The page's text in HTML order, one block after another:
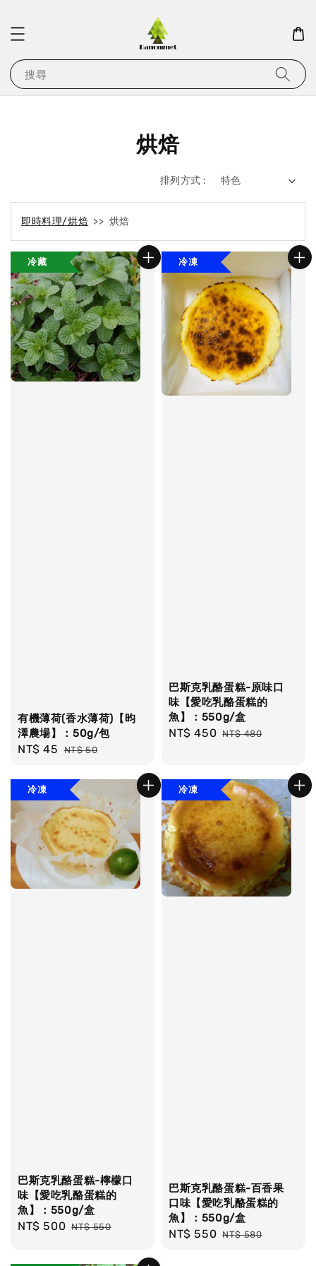
搜尋
烘焙
排列方式 :
即時料理/烘焙 >> 烘焙
冷藏
有機薄荷(香水薄荷)【昀
澤農場】：50g/包
Sale
NT$ 45 Regular
NT$ 50
冷凍
巴斯克乳酪蛋糕-原味口
味【愛吃乳酪蛋糕的
魚】：550g/盒
Sale
NT$ 450 Regular
NT$ 480
冷凍
巴斯克乳酪蛋糕-檸檬口
味【愛吃乳酪蛋糕的
魚】：550g/盒
Sale
NT$ 500 Regular
NT$ 550
冷凍
巴斯克乳酪蛋糕-百香果
口味【愛吃乳酪蛋糕的
魚】：550g/盒
Sale
NT$ 550 Regular
NT$ 580